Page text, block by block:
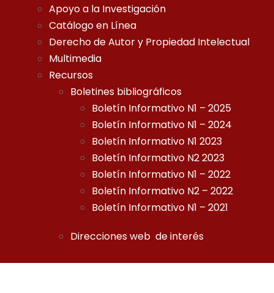
Apoyo a la Investigación
Catálogo en Línea
Derecho de Autor y Propiedad Intelectual
Multimedia
Recursos
Boletines bibliográficos
Boletín Informativo N1 – 2025
Boletín Informativo N1 – 2024
Boletín Informativo N1 2023
Boletín Informativo N2 2023
Boletín Informativo N1 – 2022
Boletín Informativo N2 – 2022
Boletín Informativo N1 – 2021
Direcciones web de interés